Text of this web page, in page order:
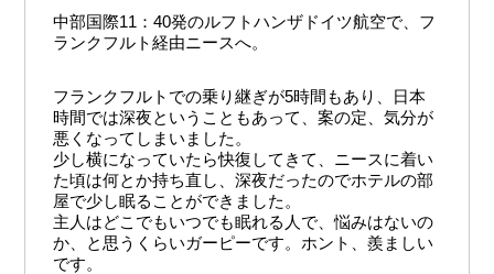
中部国際11：40発のルフトハンザドイツ航空で、フ
ランクフルト経由ニースへ。
フランクフルトでの乗り継ぎが5時間もあり、日本
時間では深夜ということもあって、案の定、気分が
悪くなってしまいました。
少し横になっていたら快復してきて、ニースに着い
た頃は何とか持ち直し、深夜だったのでホテルの部
屋で少し眠ることができました。
主人はどこでもいつでも眠れる人で、悩みはないの
か、と思うくらいガーピーです。ホント、羨ましい
です。